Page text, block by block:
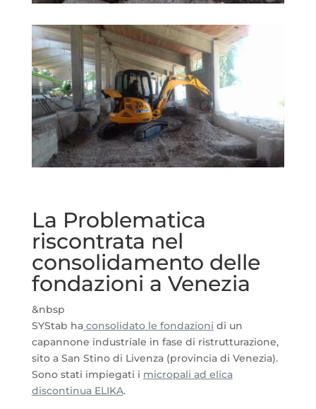
La Problematica
riscontrata nel
consolidamento delle
fondazioni a Venezia
&nbsp
SYStab haconsolidato le fondazioni di un
capannone industriale in fase di ristrutturazione,
sito a San Stino di Livenza (provincia di Venezia).
Sono stati impiegati i micropali ad elica
discontinua ELIKA.